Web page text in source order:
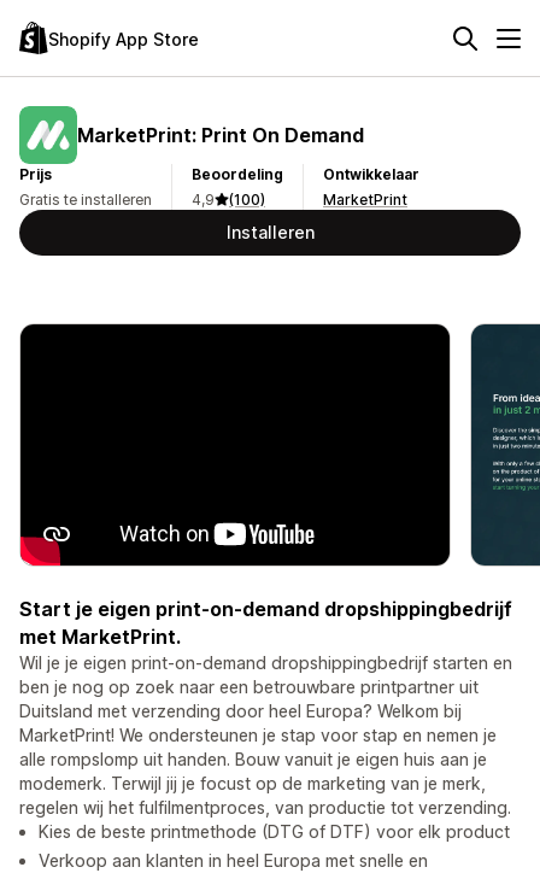
Shopify App Store
MarketPrint: Print On Demand
Prijs
Gratis te installeren
Beoordeling
4,9
(100)
Ontwikkelaar
MarketPrint
Installeren
Start je eigen print-on-demand dropshippingbedrijf
met MarketPrint.
Wil je je eigen print-on-demand dropshippingbedrijf starten en
ben je nog op zoek naar een betrouwbare printpartner uit
Duitsland met verzending door heel Europa? Welkom bij
MarketPrint! We ondersteunen je stap voor stap en nemen je
alle rompslomp uit handen. Bouw vanuit je eigen huis aan je
modemerk. Terwijl jij je focust op de marketing van je merk,
regelen wij het fulfilmentproces, van productie tot verzending.
Kies de beste printmethode (DTG of DTF) voor elk product
Verkoop aan klanten in heel Europa met snelle en